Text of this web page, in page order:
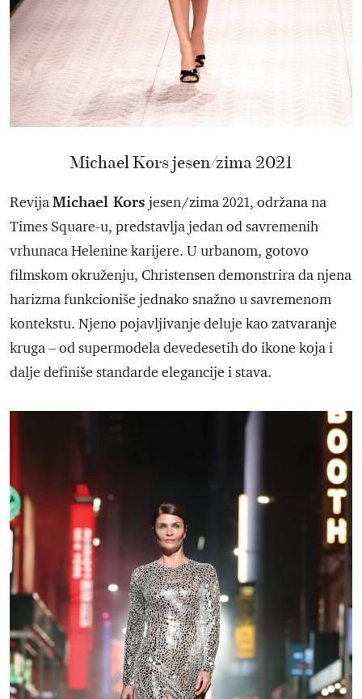
Michael Kors jesen/zima 2021
RevijaMichael Kors jesen/zima 2021, održana na
Times Square-u, predstavlja jedan od savremenih
vrhunaca Helenine karijere. U urbanom, gotovo
filmskom okruženju, Christensen demonstrira da njena
harizma funkcioniše jednako snažno u savremenom
kontekstu. Njeno pojavljivanje deluje kao zatvaranje
kruga – od supermodela devedesetih do ikone koja i
dalje definiše standarde elegancije i stava.